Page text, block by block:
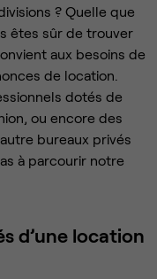
? Quelle que
êtes sûr de trouver
aux besoins de
de location.
dotés de
ou encore des
bureaux privés
à parcourir notre
d’une location